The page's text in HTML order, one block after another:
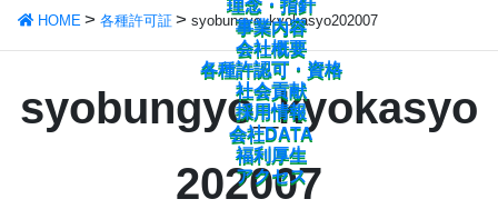
理念・指針
事業内容
会社概要
各種許認可・資格
社会貢献
採用情報
会社DATA
福利厚生
アクセス
HOME 各種許可証 syobungyo_kyokasyo202007
syobungyo_kyokasyo
202007